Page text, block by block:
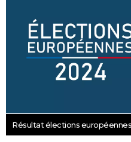
Résultat élections